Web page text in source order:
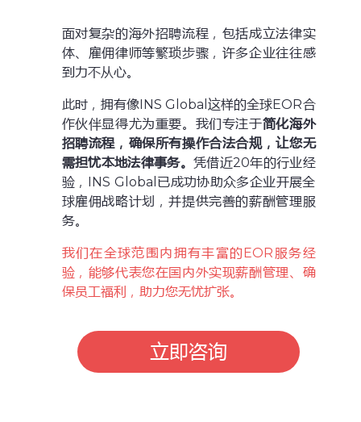
面对复杂的海外招聘流程，包括成立法律实
体、雇佣律师等繁琐步骤，许多企业往往感
到力不从心。
此时，拥有像INS Global这样的全球EOR合
作伙伴显得尤为重要。我们专注于简化海外
招聘流程，确保所有操作合法合规，让您无
需担忧本地法律事务。 凭借近20年的行业经
验，INS Global已成功协助众多企业开展全
球雇佣战略计划，并提供完善的薪酬管理服
务。
我们在全球范围内拥有丰富的EOR服务经
验，能够代表您在国内外实现薪酬管理、确
保员工福利，助力您无忧扩张。
立即咨询